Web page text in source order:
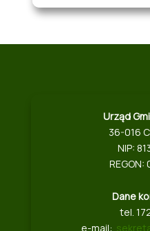
Urząd
36-016
NIP:
Dane
tel.
e-mail: